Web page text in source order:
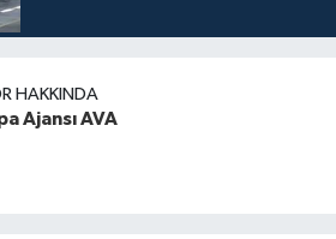
HAKKINDA
Ajansı AVA